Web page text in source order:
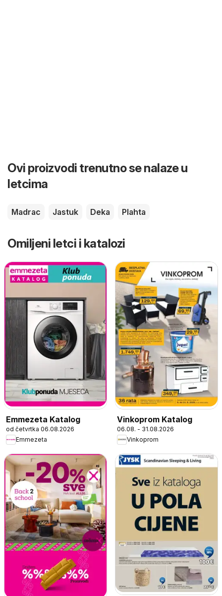
Ovi proizvodi trenutno se nalaze u
letcima
Madrac Jastuk Deka Plahta
Omiljeni letci i katalozi
Emmezeta Katalog
od četvrtka 06.08.2026
Emmezeta
Vinkoprom Katalog
06.08. - 31.08.2026
Vinkoprom